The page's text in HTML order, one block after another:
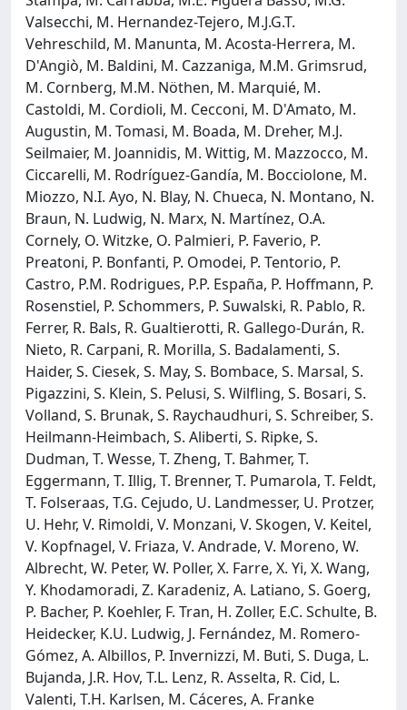
Valsecchi, M. Hernandez-Tejero, M.J.G.T.
Vehreschild, M. Manunta, M. Acosta-Herrera, M.
D'Angiò, M. Baldini, M. Cazzaniga, M.M. Grimsrud,
M. Cornberg, M.M. Nöthen, M. Marquié, M.
Castoldi, M. Cordioli, M. Cecconi, M. D'Amato, M.
Augustin, M. Tomasi, M. Boada, M. Dreher, M.J.
Seilmaier, M. Joannidis, M. Wittig, M. Mazzocco, M.
Ciccarelli, M. Rodríguez-Gandía, M. Bocciolone, M.
Miozzo, N.I. Ayo, N. Blay, N. Chueca, N. Montano, N.
Braun, N. Ludwig, N. Marx, N. Martínez, O.A.
Cornely, O. Witzke, O. Palmieri, P. Faverio, P.
Preatoni, P. Bonfanti, P. Omodei, P. Tentorio, P.
Castro, P.M. Rodrigues, P.P. España, P. Hoffmann, P.
Rosenstiel, P. Schommers, P. Suwalski, R. Pablo, R.
Ferrer, R. Bals, R. Gualtierotti, R. Gallego-Durán, R.
Nieto, R. Carpani, R. Morilla, S. Badalamenti, S.
Haider, S. Ciesek, S. May, S. Bombace, S. Marsal, S.
Pigazzini, S. Klein, S. Pelusi, S. Wilfling, S. Bosari, S.
Volland, S. Brunak, S. Raychaudhuri, S. Schreiber, S.
Heilmann-Heimbach, S. Aliberti, S. Ripke, S.
Dudman, T. Wesse, T. Zheng, T. Bahmer, T.
Eggermann, T. Illig, T. Brenner, T. Pumarola, T. Feldt,
T. Folseraas, T.G. Cejudo, U. Landmesser, U. Protzer,
U. Hehr, V. Rimoldi, V. Monzani, V. Skogen, V. Keitel,
V. Kopfnagel, V. Friaza, V. Andrade, V. Moreno, W.
Albrecht, W. Peter, W. Poller, X. Farre, X. Yi, X. Wang,
Y. Khodamoradi, Z. Karadeniz, A. Latiano, S. Goerg,
P. Bacher, P. Koehler, F. Tran, H. Zoller, E.C. Schulte, B.
Heidecker, K.U. Ludwig, J. Fernández, M. Romero-
Gómez, A. Albillos, P. Invernizzi, M. Buti, S. Duga, L.
Bujanda, J.R. Hov, T.L. Lenz, R. Asselta, R. Cid, L.
Valenti, T.H. Karlsen, M. Cáceres, A. Franke